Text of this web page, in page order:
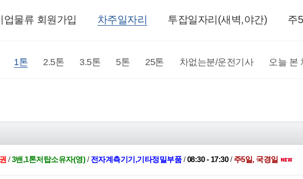
주
투잡일자리(새벽,야간)
차주일자리
업물류 회원가입
1톤 2.5톤 3.5톤 5톤 25톤 차없는분/운전기사 오늘 본
/3밴,1톤저탑소유자(영)/ 전자계측기기,기타정밀부품/08:30 - 17:30/ 주5일, 국경일